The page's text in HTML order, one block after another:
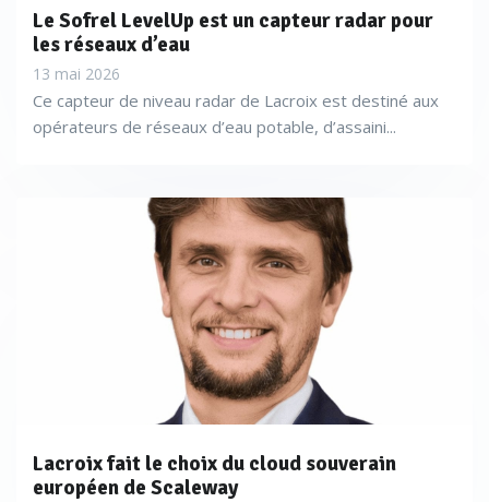
Le Sofrel LevelUp est un capteur radar pour
les réseaux d’eau
13 mai 2026
Ce capteur de niveau radar de Lacroix est destiné aux
opérateurs de réseaux d’eau potable, d’assaini...
Lacroix fait le choix du cloud souverain
européen de Scaleway